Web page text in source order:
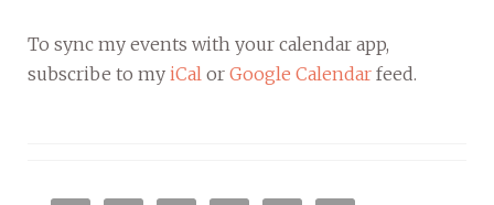
To sync my events with your calendar app,
subscribe to my iCal or Google Calendar feed.